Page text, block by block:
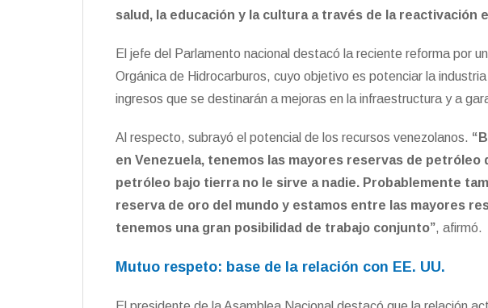
salud, la educación y la cultura a través de la reactivación
El jefe del Parlamento nacional destacó la reciente reforma por
Orgánica de Hidrocarburos, cuyo objetivo es potenciar la
ingresos que se destinarán a mejoras en la infraestructura y a
Al respecto, subrayó el potencial de los recursos venezolanos.
en Venezuela, tenemos las mayores reservas de petróleo
petróleo bajo tierra no le sirve a nadie. Probablemente
reserva de oro del mundo y estamos entre las mayores
tenemos una gran posibilidad de trabajo conjunto”, afirmó.
Mutuo respeto: base de la relación con EE. UU.